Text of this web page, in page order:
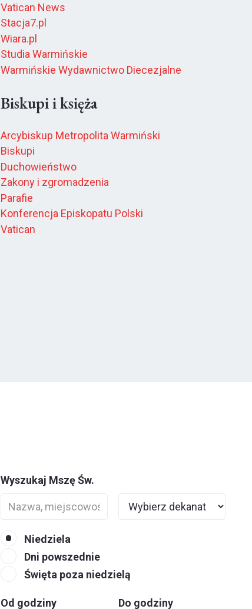
Vatican News
Stacja7.pl
Wiara.pl
Studia Warmińskie
Warmińskie Wydawnictwo Diecezjalne
Biskupi i księża
Arcybiskup Metropolita Warmiński
Biskupi
Duchowieństwo
Zakony i zgromadzenia
Parafie
Konferencja Episkopatu Polski
Vatican
Wyszukaj Mszę Św.
Niedziela
Dni powszednie
Święta poza niedzielą
Od godziny Do godziny